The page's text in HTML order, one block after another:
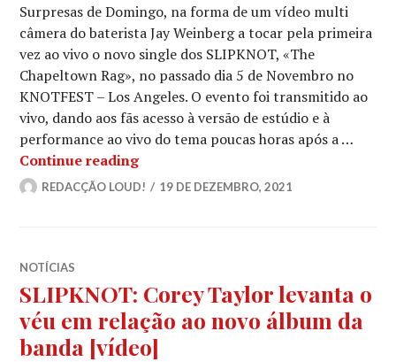
Surpresas de Domingo, na forma de um vídeo multi
câmera do baterista Jay Weinberg a tocar pela primeira
vez ao vivo o novo single dos SLIPKNOT, «The
Chapeltown Rag», no passado dia 5 de Novembro no
KNOTFEST – Los Angeles. O evento foi transmitido ao
vivo, dando aos fãs acesso à versão de estúdio e à
performance ao vivo do tema poucas horas após a …
Continue readingSLIPKNOT: A primeira vez que
REDACÇÃO LOUD! 19 DE DEZEMBRO, 2021
NOTÍCIAS
SLIPKNOT: Corey Taylor levanta o
véu em relação ao novo álbum da
banda [vídeo]